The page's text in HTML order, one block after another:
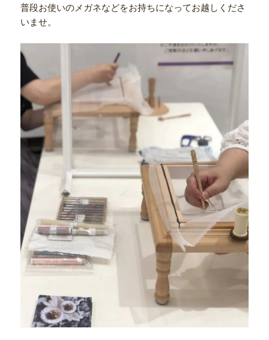
普段お使いのメガネなどをお持ちになってお越しくださ
いませ。